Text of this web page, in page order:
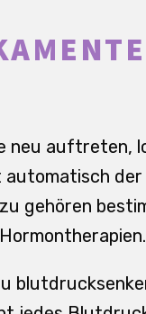
neu auftreten,
der
gehören